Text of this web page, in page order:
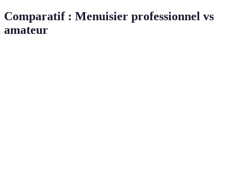
Comparatif : Menuisier professionnel vs
amateur